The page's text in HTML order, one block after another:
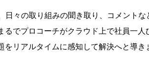
々の取り組みの聞き取り、コメント
るでプロコーチがクラウド上で社員一人
リアルタイムに感知して解決へと導き